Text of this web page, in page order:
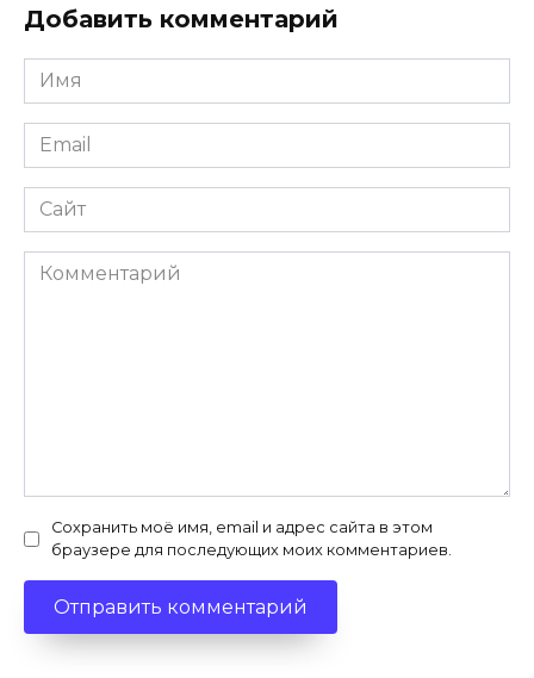
Добавить комментарий
Имя
*
Email
*
Сайт
Комментарий
Сохранить моё имя, email и адрес сайта в этом
браузере для последующих моих комментариев.